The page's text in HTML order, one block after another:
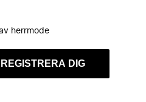
herrmode
REGISTRERA DIG